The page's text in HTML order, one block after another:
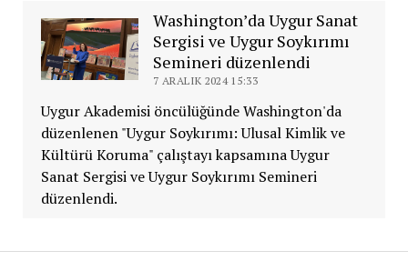
Washington’da Uygur Sanat
Sergisi ve Uygur Soykırımı
Semineri düzenlendi
7 ARALIK 2024 15:33
Uygur Akademisi öncülüğünde Washington'da
düzenlenen "Uygur Soykırımı: Ulusal Kimlik ve
Kültürü Koruma" çalıştayı kapsamına Uygur
Sanat Sergisi ve Uygur Soykırımı Semineri
düzenlendi.